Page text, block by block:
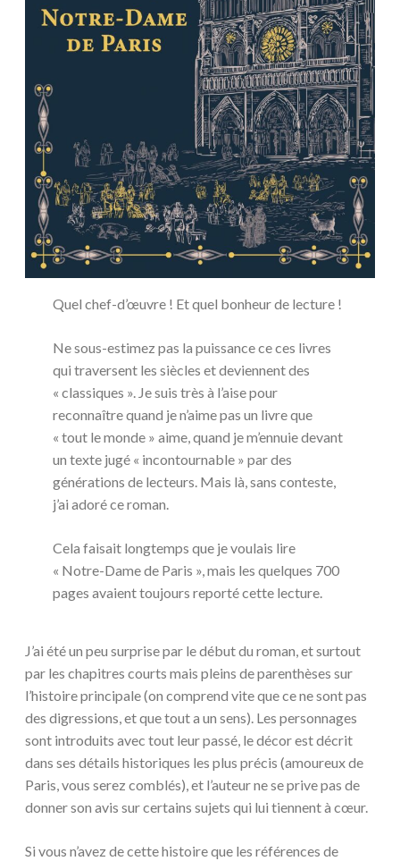
Quel chef-d’œuvre ! Et quel bonheur de lecture !
Ne sous-estimez pas la puissance ce ces livres
qui traversent les siècles et deviennent des
« classiques ». Je suis très à l’aise pour
reconnaître quand je n’aime pas un livre que
« tout le monde » aime, quand je m’ennuie devant
un texte jugé « incontournable » par des
générations de lecteurs. Mais là, sans conteste,
j’ai adoré ce roman.
Cela faisait longtemps que je voulais lire
« Notre-Dame de Paris », mais les quelques 700
pages avaient toujours reporté cette lecture.
J’ai été un peu surprise par le début du roman, et surtout
par les chapitres courts mais pleins de parenthèses sur
l’histoire principale (on comprend vite que ce ne sont pas
des digressions, et que tout a un sens). Les personnages
sont introduits avec tout leur passé, le décor est décrit
dans ses détails historiques les plus précis (amoureux de
Paris, vous serez comblés), et l’auteur ne se prive pas de
donner son avis sur certains sujets qui lui tiennent à cœur.
Si vous n’avez de cette histoire que les références de